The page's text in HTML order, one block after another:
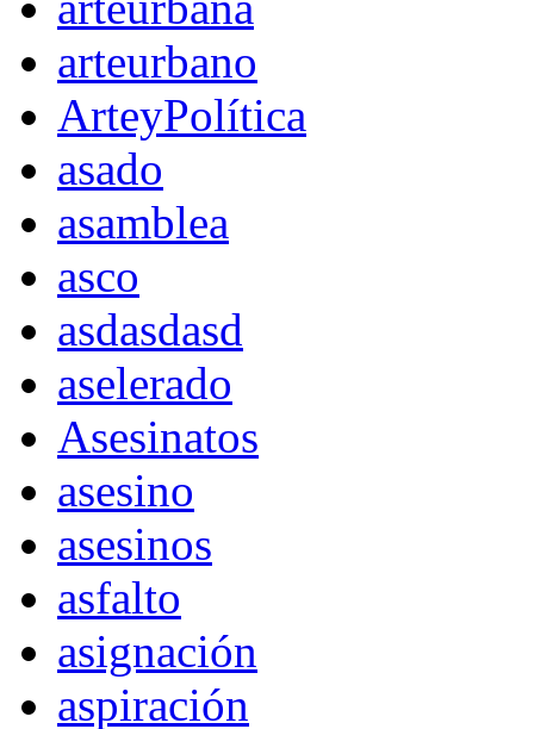
arteurbano
ArteyPolítica
asado
asamblea
asco
asdasdasd
aselerado
Asesinatos
asesino
asesinos
asfalto
asignación
aspiración